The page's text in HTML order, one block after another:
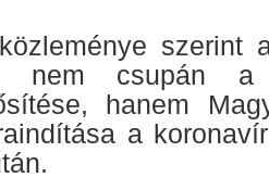
szerint
nem csupán a
hanem
a